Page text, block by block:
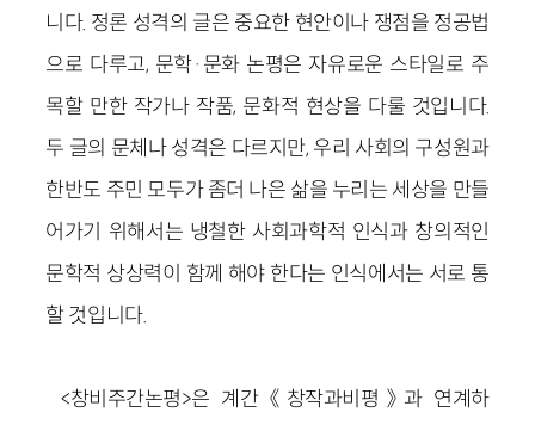
니다. 정론 성격의 글은 중요한 현안이나 쟁점을 정공법
으로 다루고, 문학·문화 논평은 자유로운 스타일로 주
목할 만한 작가나 작품, 문화적 현상을 다룰 것입니다.
두 글의 문체나 성격은 다르지만, 우리 사회의 구성원과
한반도 주민 모두가 좀더 나은 삶을 누리는 세상을 만들
어가기 위해서는 냉철한 사회과학적 인식과 창의적인
문학적 상상력이 함께 해야 한다는 인식에서는 서로 통
할 것입니다.
<창비주간논평>은 계간 《창작과비평》과 연계하